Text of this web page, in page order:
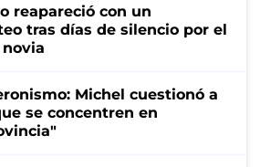
reapareció con un
tras días de silencio por el
Michel cuestionó a
se concentren en